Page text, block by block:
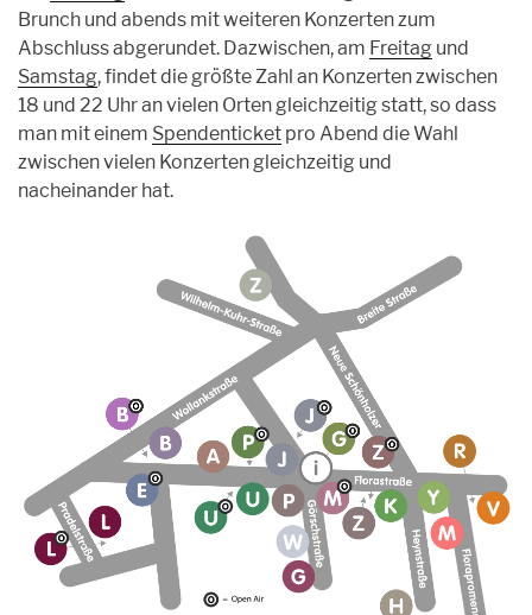
Brunch und abends mit weiteren Konzerten zum
Abschluss abgerundet. Dazwischen, am Freitag und
Samstag, findet die größte Zahl an Konzerten zwischen
18 und 22 Uhr an vielen Orten gleichzeitig statt, so dass
man mit einem Spendenticket pro Abend die Wahl
zwischen vielen Konzerten gleichzeitig und
nacheinander hat.